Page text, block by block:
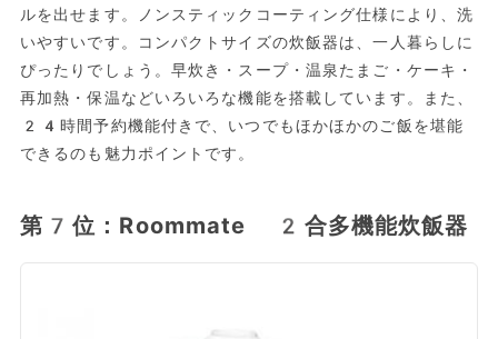
ルを出せます。ノンスティックコーティング仕様により、洗
いやすいです。コンパクトサイズの炊飯器は、一人暮らしに
ぴったりでしょう。早炊き・スープ・温泉たまご・ケーキ・
再加熱・保温などいろいろな機能を搭載しています。また、
24時間予約機能付きで、いつでもほかほかのご飯を堪能
できるのも魅力ポイントです。
第7位：Roommate 2合多機能炊飯器